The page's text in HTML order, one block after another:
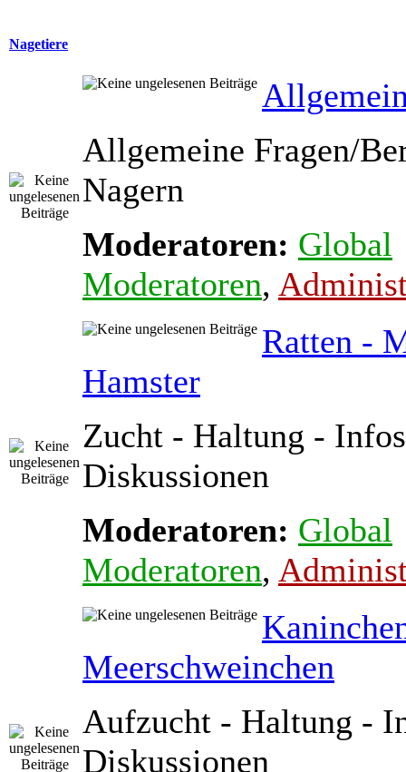
Nagetiere
Allgemeine Fragen/
Nagern
Moderatoren: Global
Moderatoren,
Ratten -
Hamster
Zucht - Haltung -
Diskussionen
Moderatoren: Global
Moderatoren,
Meerschweinchen
Aufzucht - Haltung -
Diskussionen